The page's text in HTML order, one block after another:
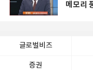
메모리
글로벌비즈
증권